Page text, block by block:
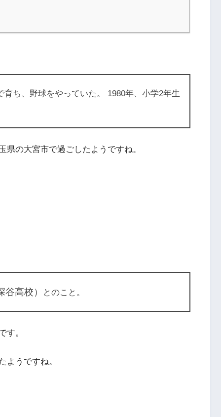
ち、野球をやっていた。 1980年、小学2年生
の大宮市で過ごしたようですね。
高校） とのこと。
す。
ようですね。